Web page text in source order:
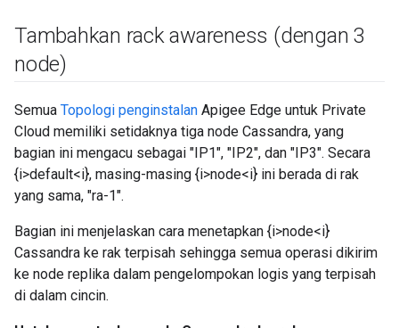
Tambahkan rack awareness (dengan 3
node)
Semua Topologi penginstalan Apigee Edge untuk Private
Cloud memiliki setidaknya tiga node Cassandra, yang
bagian ini mengacu sebagai "IP1", "IP2", dan "IP3". Secara
{i>default<i}, masing-masing {i>node<i} ini berada di rak
yang sama, "ra-1".
Bagian ini menjelaskan cara menetapkan {i>node<i}
Cassandra ke rak terpisah sehingga semua operasi dikirim
ke node replika dalam pengelompokan logis yang terpisah
di dalam cincin.